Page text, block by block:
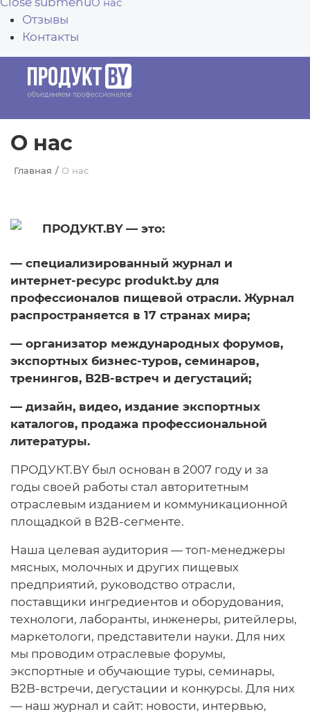
О нас
Отзывы
Контакты
О нас
Главная О нас
ПРОДУКТ.BY — это:
— специализированный журнал и
интернет-ресурс produkt.by для
профессионалов пищевой отрасли. Журнал
распространяется в 17 странах мира;
— организатор международных форумов,
экспортных бизнес-туров, семинаров,
тренингов, B2B-встреч и дегустаций;
— дизайн, видео, издание экспортных
каталогов, продажа профессиональной
литературы.
ПРОДУКТ.BY был основан в 2007 году и за
годы своей работы стал авторитетным
отраслевым изданием и коммуникационной
площадкой в В2В-сегменте.
Наша целевая аудитория — топ-менеджеры
мясных, молочных и других пищевых
предприятий, руководство отрасли,
поставщики ингредиентов и оборудования,
технологи, лаборанты, инженеры, ритейлеры,
маркетологи, представители науки. Для них
мы проводим отраслевые форумы,
экспортные и обучающие туры, семинары,
B2B-встречи, дегустации и конкурсы. Для них
— наш журнал и сайт: новости, интервью,